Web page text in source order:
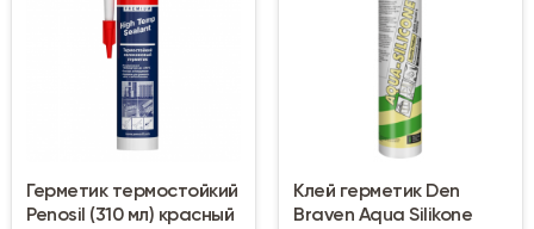
Герметик термостойкий
Penosil (310 мл) красный
Клей герметик Den
Braven Aqua Silikone